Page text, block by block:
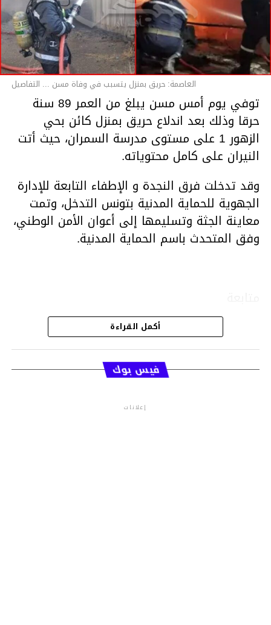
العاصمة: حريق بمنزل يتسبب في وفاة مسن ... التفاصيل
توفي يوم أمس مسن يبلغ من العمر 89 سنة
حرقا وذلك بعد اندلاع حريق بمنزل كائن بحي
الزهور 1 على مستوى مدرسة السمران، حيث أتت
النيران على كامل محتوياته.
وقد تدخلت فرق النجدة و الإطفاء التابعة للإدارة
الجهوية للحماية المدنية بتونس التدخل، وتمت
معاينة الجثة وتسليمها إلى أعوان الأمن الوطني،
وفق المتحدث باسم الحماية المدنية.
قسم الاخبار
أكمل القراءة
فيس بوك
إعلانات